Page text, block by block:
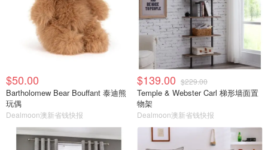
$50.00
Bartholomew Bear Bouffant 泰迪熊
玩偶
Dealmoon澳新省钱快报
$139.00 $229.00
Temple & Webster Carl 梯形墙面置
物架
Dealmoon澳新省钱快报